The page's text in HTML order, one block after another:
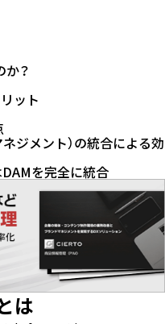
？
ット
ジメント）の統合による効
DAMを完全に統合
は